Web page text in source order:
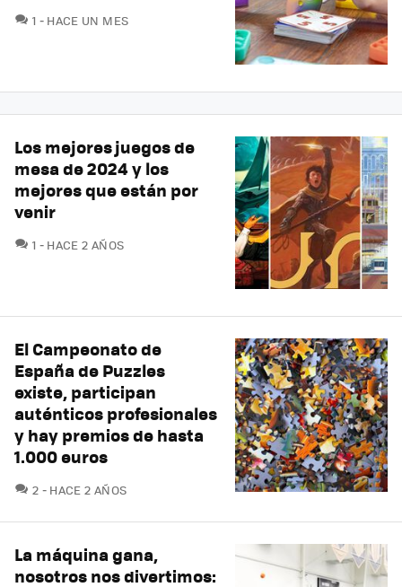
1 COMENTARIOS
HACE UN MES
Los mejores juegos de
mesa de 2024 y los
mejores que están por
venir
1 COMENTARIOS
HACE 2 AÑOS
El Campeonato de
España de Puzzles
existe, participan
auténticos profesionales
y hay premios de hasta
1.000 euros
2 COMENTARIOS
HACE 2 AÑOS
La máquina gana,
nosotros nos divertimos: